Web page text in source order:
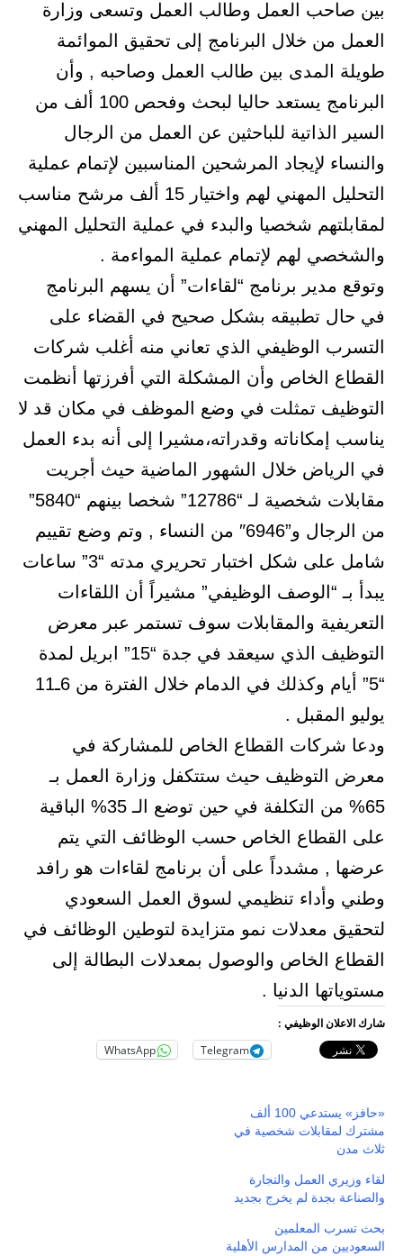
بين صاحب العمل وطالب العمل وتسعى وزارة
العمل من خلال البرنامج إلى تحقيق الموائمة
طويلة المدى بين طالب العمل وصاحبه , وأن
البرنامج يستعد حاليا لبحث وفحص 100 ألف من
السير الذاتية للباحثين عن العمل من الرجال
والنساء لإيجاد المرشحين المناسبين لإتمام عملية
التحليل المهني لهم واختيار 15 ألف مرشح مناسب
لمقابلتهم شخصيا والبدء في عملية التحليل المهني
والشخصي لهم لإتمام عملية المواءمة .
وتوقع مدير برنامج “لقاءات” أن يسهم البرنامج
في حال تطبيقه بشكل صحيح في القضاء على
التسرب الوظيفي الذي تعاني منه أغلب شركات
القطاع الخاص وأن المشكلة التي أفرزتها أنظمت
التوظيف تمثلت في وضع الموظف في مكان قد لا
يناسب إمكاناته وقدراته،مشيرا إلى أنه بدء العمل
في الرياض خلال الشهور الماضية حيث أجريت
مقابلات شخصية لـ “12786” شخصا بينهم “5840”
من الرجال و”6946″ من النساء , وتم وضع تقييم
شامل على شكل اختبار تحريري مدته “3” ساعات
يبدأ بـ “الوصف الوظيفي” مشيراً أن اللقاءات
التعريفية والمقابلات سوف تستمر عبر معرض
التوظيف الذي سيعقد في جدة “15” ابريل لمدة
“5” أيام وكذلك في الدمام خلال الفترة من 6ـ11
يوليو المقبل .
ودعا شركات القطاع الخاص للمشاركة في
معرض التوظيف حيث ستتكفل وزارة العمل بـ
65% من التكلفة في حين توضع الـ 35% الباقية
على القطاع الخاص حسب الوظائف التي يتم
عرضها , مشدداً على أن برنامج لقاءات هو رافد
وطني وأداء تنظيمي لسوق العمل السعودي
لتحقيق معدلات نمو متزايدة لتوطين الوظائف في
القطاع الخاص والوصول بمعدلات البطالة إلى
مستوياتها الدنيا .
شارك الاعلان الوظيفي :
Telegram
WhatsApp
«حافز» يستدعي 100 ألف
مشترك لمقابلات شخصية في
ثلاث مدن
لقاء وزيري العمل والتجارة
والصناعة بجدة لم يخرج بجديد
بحث تسرب المعلمين
السعوديين من المدارس الأهلية